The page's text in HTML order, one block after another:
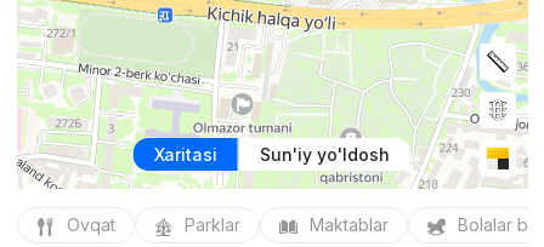
Xaritasi Sun'iy yo'ldosh
Ovqat Parklar Maktablar Bolalar